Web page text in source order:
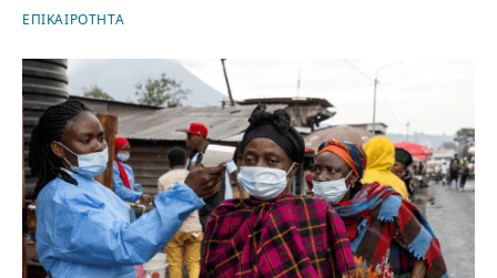
ΕΠΙΚΑΙΡΟΤΗΤΑ